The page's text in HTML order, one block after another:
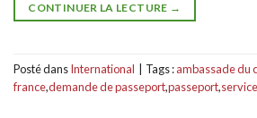
CONTINUER LA LECTURE →
Posté dansInternational Tags :ambassade du
france,demande de passeport,passeport,